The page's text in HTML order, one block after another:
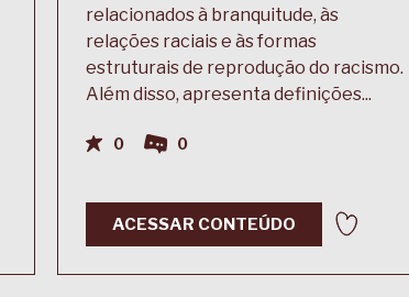
relacionados à branquitude, às
relações raciais e às formas
estruturais de reprodução do racismo.
Além disso, apresenta definições...
0 0
ACESSAR CONTEÚDO